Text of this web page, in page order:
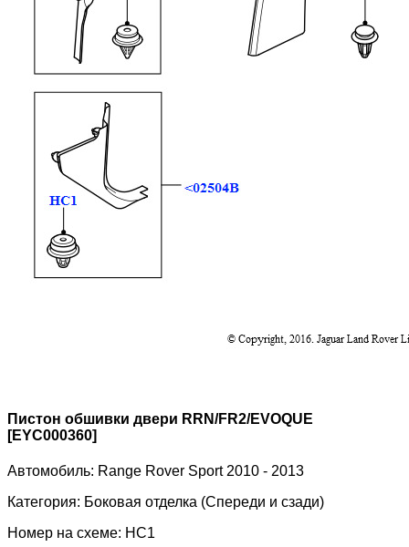
Пистон обшивки двери RRN/FR2/EVOQUE
[EYC000360]
Автомобиль: Range Rover Sport 2010 - 2013
Категория: Боковая отделка (Спереди и сзади)
Номер на схеме: HC1